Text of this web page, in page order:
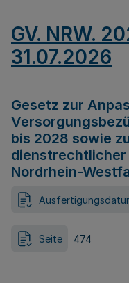
GV. NRW.
31.07.2026
Gesetz zur
bis 2028 sowie
Nordrhein-
Seite 474